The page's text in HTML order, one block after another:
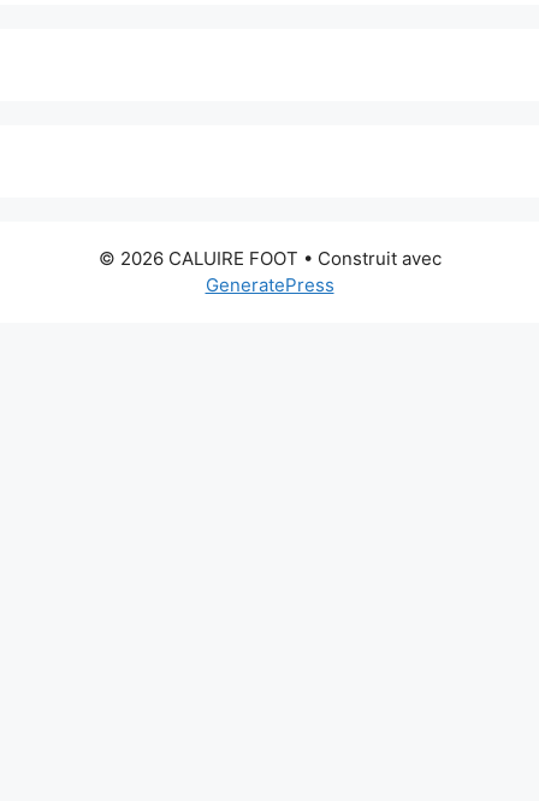
© 2026 CALUIRE FOOT • Construit avec
GeneratePress